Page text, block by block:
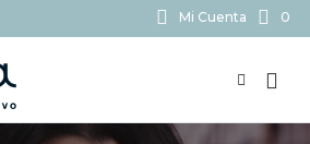
Mi Cuenta 0